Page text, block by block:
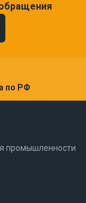
по РФ
промышленности